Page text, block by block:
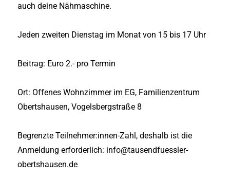
auch deine Nähmaschine.
Jeden zweiten Dienstag im Monat von 15 bis 17 Uhr
Beitrag: Euro 2.- pro Termin
Ort: Offenes Wohnzimmer im EG, Familienzentrum
Obertshausen, Vogelsbergstraße 8
Begrenzte Teilnehmer:innen-Zahl, deshalb ist die
Anmeldung erforderlich: info@tausendfuessler-
obertshausen.de